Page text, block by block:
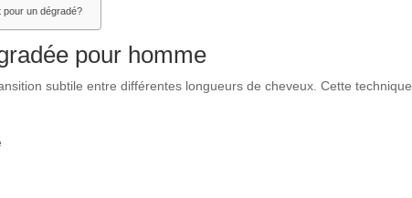
pour un dégradé?
pour homme
subtile entre différentes longueurs de cheveux. Cette technique